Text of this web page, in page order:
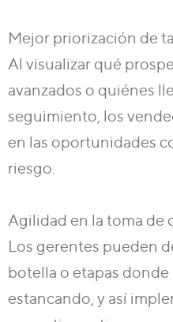
Mejor priorización de
Al visualizar qué
avanzados o quiénes
seguimiento, los
en las oportunidades
riesgo.
Agilidad en la toma de
Los gerentes pueden
botella o etapas donde
estancando, y así